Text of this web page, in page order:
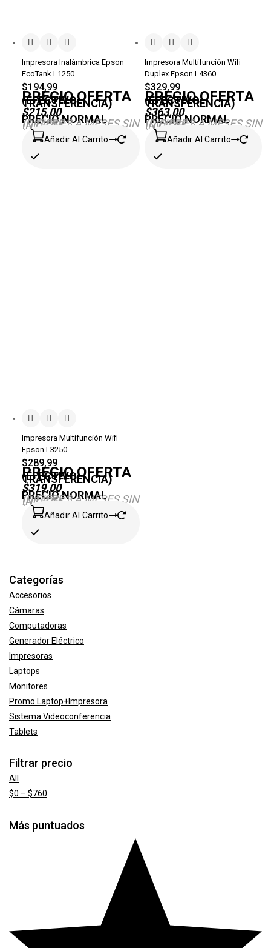
Impresora Inalámbrica Epson
EcoTank L1250
$194,99
PRECIO OFERTA
(EFECTIVO-
TRANSFERENCIA)
$215.00
PRECIO NORMAL
(DIFIERE 3 A MESES SIN
INTERÉS)
Añadir Al Carrito
Impresora Multifunción Wifi
Duplex Epson L4360
$329,99
PRECIO OFERTA
(EFECTIVO-
TRANSFERENCIA)
$363.00
PRECIO NORMAL
(DIFIERE 3 A MESES SIN
INTERÉS)
Añadir Al Carrito
Impresora Multifunción Wifi
Epson L3250
$289,99
PRECIO OFERTA
(EFECTIVO-
TRANSFERENCIA)
$319.00
PRECIO NORMAL
(DIFIERE 3 A MESES SIN
INTERÉS)
Añadir Al Carrito
Categorías
Accesorios
Cámaras
Computadoras
Generador Eléctrico
Impresoras
Laptops
Monitores
Promo Laptop+Impresora
Sistema Videoconferencia
Tablets
Filtrar precio
All
$0 – $760
$0
Más puntuados